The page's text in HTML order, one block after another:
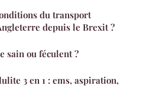
du transport
depuis le Brexit ?
sain ou féculent ?
3 en 1 : ems, aspiration,